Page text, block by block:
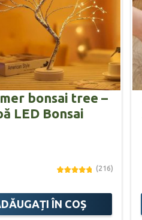
bonsai tree –
LED Bonsai
(216)
ÎN COȘ